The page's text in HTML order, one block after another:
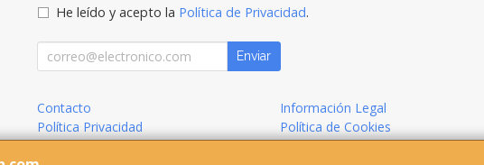
He leído y acepto la Política de Privacidad.
Enviar
Contacto
Información Legal
Política Privacidad
Política de Cookies
Condiciones de Compra
Formas de Pago